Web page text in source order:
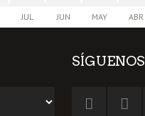
JUL JUN MAY ABR
SÍGUENOS